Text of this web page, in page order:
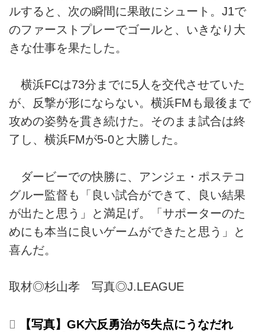
ルすると、次の瞬間に果敢にシュート。J1で
のファーストプレーでゴールと、いきなり大
きな仕事を果たした。
横浜FCは73分までに5人を交代させていた
が、反撃が形にならない。横浜FMも最後まで
攻めの姿勢を貫き続けた。そのまま試合は終
了し、横浜FMが5-0と大勝した。
ダービーでの快勝に、アンジェ・ポステコ
グルー監督も「良い試合ができて、良い結果
が出たと思う」と満足げ。「サポーターのた
めにも本当に良いゲームができたと思う」と
喜んだ。
取材◎杉山孝 写真◎J.LEAGUE
【写真】GK六反勇治が5失点にうなだれ